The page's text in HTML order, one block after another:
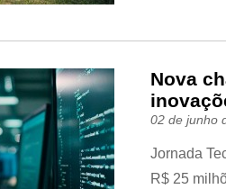
Nova
02 de junho
Jornada
R$ 25